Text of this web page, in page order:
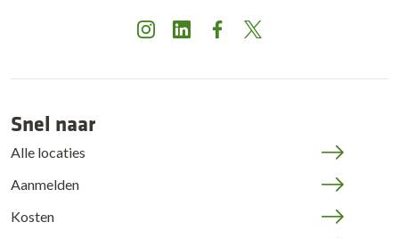
InstagramLinkedInFacebook
X
Snel naar
Alle locaties
Aanmelden
Kosten